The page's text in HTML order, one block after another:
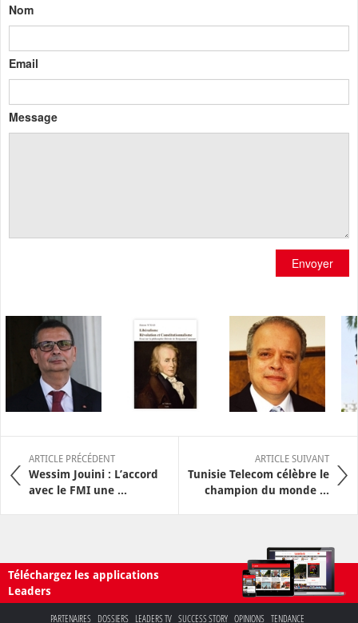
Nom
Email
Message
Envoyer
ARTICLE PRÉCÉDENT
Wessim Jouini : L’accord
avec le FMI une ...
ARTICLE SUIVANT
Tunisie Telecom célèbre le
champion du monde ...
Téléchargez les applications
Leaders
PARTENAIRES DOSSIERS LEADERS TV SUCCESS STORY OPINIONS TENDANCE